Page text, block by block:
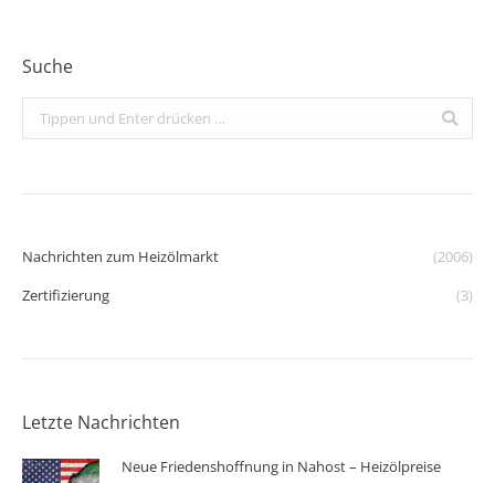
Suche
Search:
Nachrichten zum Heizölmarkt
(2006)
Zertifizierung
(3)
Letzte Nachrichten
Neue Friedenshoffnung in Nahost – Heizölpreise